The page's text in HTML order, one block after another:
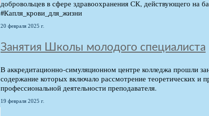
добровольцев в сфере здравоохранения СК, действующего на
#Капля_крови_для_жизни
20 февраля 2025 г.
Занятия Школы молодого специалиста
В аккредитационно-симуляционном центре колледжа прошли
содержание которых включало рассмотрение теоретических и
профессиональной деятельности преподавателя.
19 февраля 2025 г.